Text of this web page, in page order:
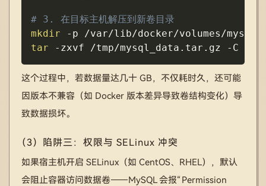
# 3. 在目标主机解压到新卷目录
mkdir
-p
tar
-zxvf /tmp/mysql_data.tar.gz -C
这个过程中，若数据量达几十 GB，不仅耗时久，还可能
因版本不兼容（如 Docker 版本差异导致卷结构变化）导
致数据损坏。
（3）陷阱三：权限与 SELinux 冲突
如果宿主机开启 SELinux（如 CentOS、RHEL），默认
会阻止容器访问数据卷——MySQL 会报“Permission